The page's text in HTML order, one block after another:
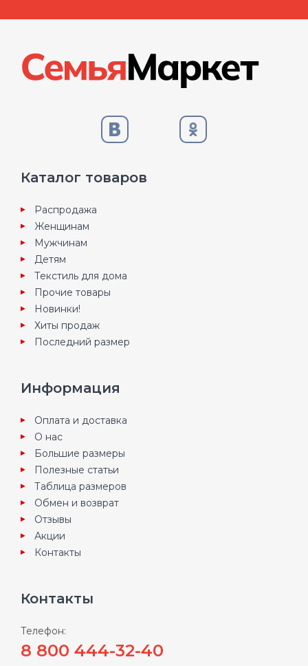
Каталог товаров
Распродажа
Женщинам
Мужчинам
Детям
Текстиль для дома
Прочие товары
Новинки!
Хиты продаж
Последний размер
Информация
Оплата и доставка
О нас
Большие размеры
Полезные статьи
Таблица размеров
Обмен и возврат
Отзывы
Акции
Контакты
Контакты
Телефон:
8 800 444-32-40